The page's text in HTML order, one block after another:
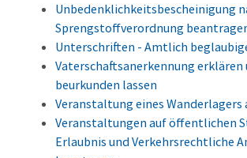
Unbedenklichkeitsbescheinigung
Sprengstoffverordnung
Unterschriften - Amtlich
Vaterschaftsanerkennung erklären
beurkunden lassen
Veranstaltung eines Wanderlagers
Veranstaltungen auf öffentlichen
Erlaubnis und Verkehrsrechtliche